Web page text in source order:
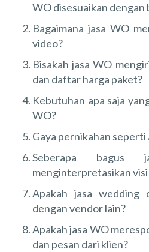
WO disesuaikan dengan
Bagaimana jasa WO
video?
Bisakah jasa WO
dan daftar harga paket?
Kebutuhan apa saja
WO?
Gaya pernikahan seperti
Seberapa bagus
menginterpretasikan
Apakah jasa wedding
dengan vendor lain?
Apakah jasa WO
dan pesan dari klien?